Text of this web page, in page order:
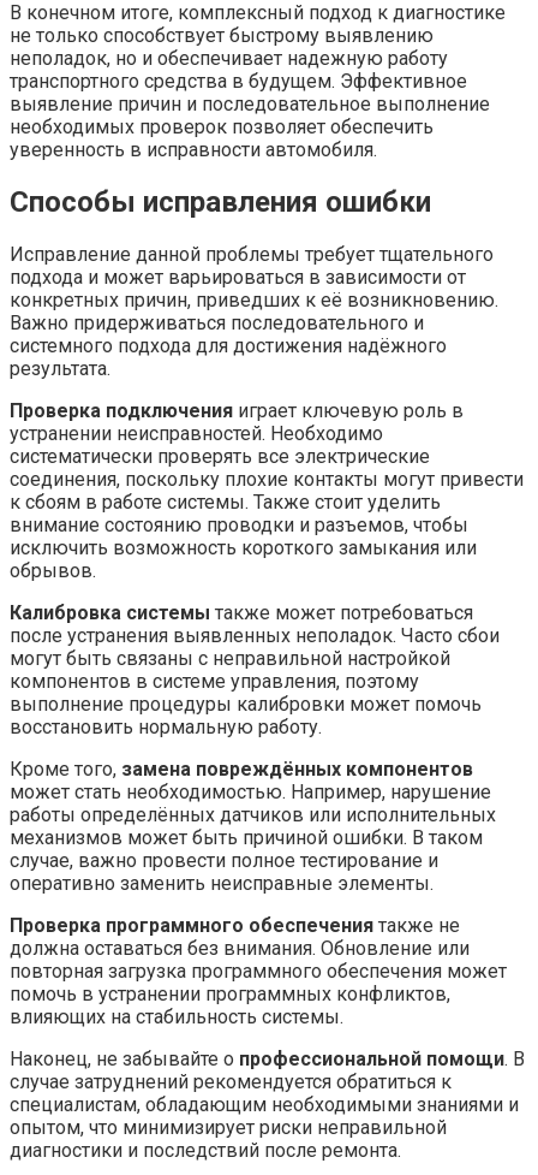
В конечном итоге, комплексный подход к диагностике
не только способствует быстрому выявлению
неполадок, но и обеспечивает надежную работу
транспортного средства в будущем. Эффективное
выявление причин и последовательное выполнение
необходимых проверок позволяет обеспечить
уверенность в исправности автомобиля.
Способы исправления ошибки
Исправление данной проблемы требует тщательного
подхода и может варьироваться в зависимости от
конкретных причин, приведших к её возникновению.
Важно придерживаться последовательного и
системного подхода для достижения надёжного
результата.
Проверка подключения играет ключевую роль в
устранении неисправностей. Необходимо
систематически проверять все электрические
соединения, поскольку плохие контакты могут привести
к сбоям в работе системы. Также стоит уделить
внимание состоянию проводки и разъемов, чтобы
исключить возможность короткого замыкания или
обрывов.
Калибровка системы также может потребоваться
после устранения выявленных неполадок. Часто сбои
могут быть связаны с неправильной настройкой
компонентов в системе управления, поэтому
выполнение процедуры калибровки может помочь
восстановить нормальную работу.
Кроме того, замена повреждённых компонентов
может стать необходимостью. Например, нарушение
работы определённых датчиков или исполнительных
механизмов может быть причиной ошибки. В таком
случае, важно провести полное тестирование и
оперативно заменить неисправные элементы.
Проверка программного обеспечения также не
должна оставаться без внимания. Обновление или
повторная загрузка программного обеспечения может
помочь в устранении программных конфликтов,
влияющих на стабильность системы.
Наконец, не забывайте о профессиональной помощи. В
случае затруднений рекомендуется обратиться к
специалистам, обладающим необходимыми знаниями и
опытом, что минимизирует риски неправильной
диагностики и последствий после ремонта.